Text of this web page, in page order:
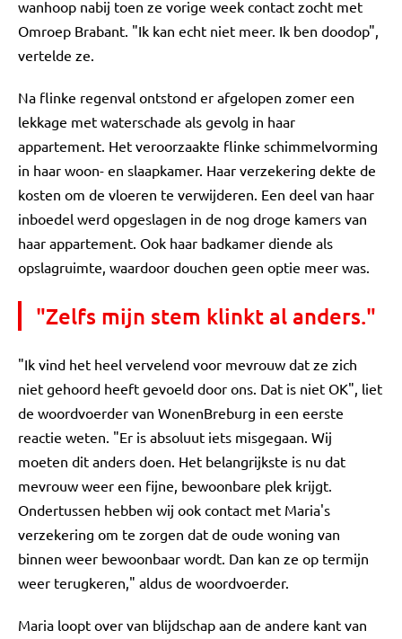
wanhoop nabij toen ze vorige week contact zocht met
Omroep Brabant. "Ik kan echt niet meer. Ik ben doodop",
vertelde ze.
Na flinke regenval ontstond er afgelopen zomer een
lekkage met waterschade als gevolg in haar
appartement. Het veroorzaakte flinke schimmelvorming
in haar woon- en slaapkamer. Haar verzekering dekte de
kosten om de vloeren te verwijderen. Een deel van haar
inboedel werd opgeslagen in de nog droge kamers van
haar appartement. Ook haar badkamer diende als
opslagruimte, waardoor douchen geen optie meer was.
"Zelfs mijn stem klinkt al anders."
"Ik vind het heel vervelend voor mevrouw dat ze zich
niet gehoord heeft gevoeld door ons. Dat is niet OK", liet
de woordvoerder van WonenBreburg in een eerste
reactie weten. "Er is absoluut iets misgegaan. Wij
moeten dit anders doen. Het belangrijkste is nu dat
mevrouw weer een fijne, bewoonbare plek krijgt.
Ondertussen hebben wij ook contact met Maria's
verzekering om te zorgen dat de oude woning van
binnen weer bewoonbaar wordt. Dan kan ze op termijn
weer terugkeren," aldus de woordvoerder.
Maria loopt over van blijdschap aan de andere kant van